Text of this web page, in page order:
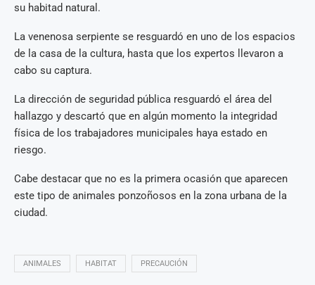
su habitad natural.
La venenosa serpiente se resguardó en uno de los espacios
de la casa de la cultura, hasta que los expertos llevaron a
cabo su captura.
La dirección de seguridad pública resguardó el área del
hallazgo y descartó que en algún momento la integridad
física de los trabajadores municipales haya estado en
riesgo.
Cabe destacar que no es la primera ocasión que aparecen
este tipo de animales ponzoñosos en la zona urbana de la
ciudad.
ANIMALES HABITAT PRECAUCIÓN